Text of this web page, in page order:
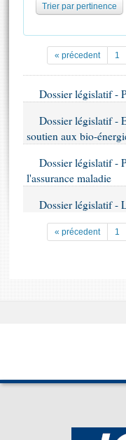
Documents
Propositions de loi
Textes adoptés
Rapports
Rapports d'enquête
Baromètre de
Budget et sécurité
Transparence et
Histoire
Juniors
Anciennes
Liens vers les
Les archives
Photos libres de
Trier par pertinence
« précedent 1
Dossier législatif -
Dossier législatif -
soutien aux bio-
Dossier législatif -
l'assurance maladie
Dossier législatif -
« précedent 1